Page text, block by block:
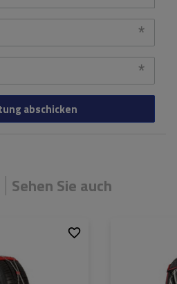
abschicken
Sehen Sie auch
Auffahren